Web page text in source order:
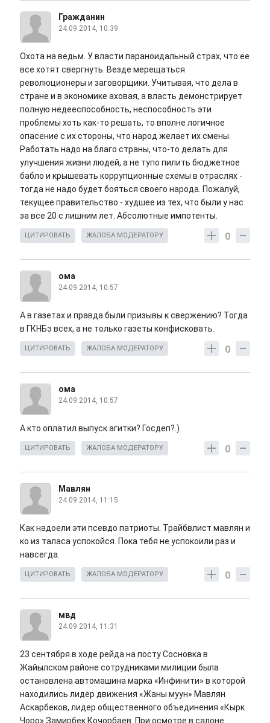
Гражданин
24.09.2014, 10:39
Охота на ведьм. У власти параноидальный страх, что ее
все хотят свергнуть. Везде мерещаться
революционеры и заговорщики. Учитывая, что дела в
стране и в экономике аховая, а власть демонстрирует
полную недееспособность, неспособность эти
проблемы хоть как-то решать, то вполне логичное
опасение с их стороны, что народ желает их смены.
Работать надо на благо страны, что-то делать для
улучшения жизни людей, а не тупо пилить бюджетное
бабло и крышевать коррупционные схемы в отраслях -
тогда не надо будет бояться своего народа. Пожалуй,
текущее правительство - худшее из тех, что были у нас
за все 20 с лишним лет. Абсолютные импотенты.
0
ЦИТИРОВАТЬ ЖАЛОБА МОДЕРАТОРУ
ома
24.09.2014, 10:57
А в газетах и правда были призывы к свержению? Тогда
в ГКНБэ всех, а не только газеты конфисковать.
0
ЦИТИРОВАТЬ ЖАЛОБА МОДЕРАТОРУ
ома
24.09.2014, 10:57
А кто оплатил выпуск агитки? Госдеп?.)
0
ЦИТИРОВАТЬ ЖАЛОБА МОДЕРАТОРУ
Мавлян
24.09.2014, 11:15
Как надоели эти псевдо патриоты. Трайбвлист мавлян и
ко из таласа успокойся. Пока тебя не успокоили раз и
навсегда.
0
ЦИТИРОВАТЬ ЖАЛОБА МОДЕРАТОРУ
мвд
24.09.2014, 11:31
23 сентября в ходе рейда на посту Сосновка в
Жайылском районе сотрудниками милиции была
остановлена автомашина марка «Инфинити» в которой
находились лидер движения «Жаны муун» Мавлян
Аскарбеков, лидер общественного объединения «Кырк
Чоро» Замирбек Кочорбаев. При осмотре в салоне